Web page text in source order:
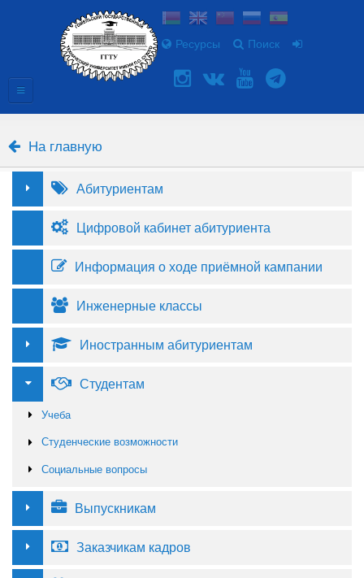
Ресурсы Поиск
На главную
Абитуриентам
Цифровой кабинет абитуриента
Информация о ходе приёмной кампании
Инженерные классы
Иностранным абитуриентам
Студентам
Учеба
Студенческие возможности
Социальные вопросы
Выпускникам
Заказчикам кадров